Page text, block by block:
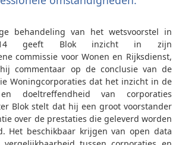
behandeling van het wetsvoorstel in
geeft Blok inzicht in zijn
commissie voor Wonen en Rijksdienst,
commentaar op de conclusie van de
Woningcorporaties dat het inzicht in de
doeltreffendheid van corporaties
Blok stelt dat hij een groot voorstander
over de prestaties die geleverd worden
Het beschikbaar krijgen van open data